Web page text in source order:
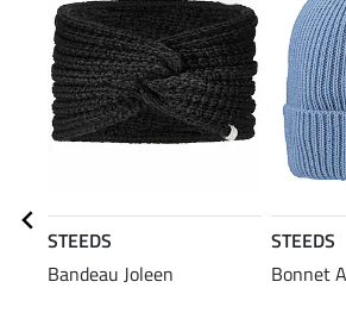
STEEDS
Bandeau Joleen
STEEDS
Bonnet